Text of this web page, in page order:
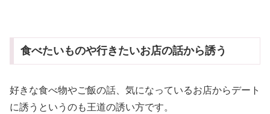
食べたいものや行きたいお店の話から誘う
好きな食べ物やご飯の話、気になっているお店からデート
に誘うというのも王道の誘い方です。